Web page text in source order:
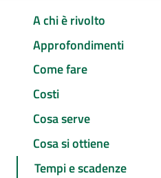
A chi è rivolto
Approfondimenti
Come fare
Costi
Cosa serve
Cosa si ottiene
Tempi e scadenze